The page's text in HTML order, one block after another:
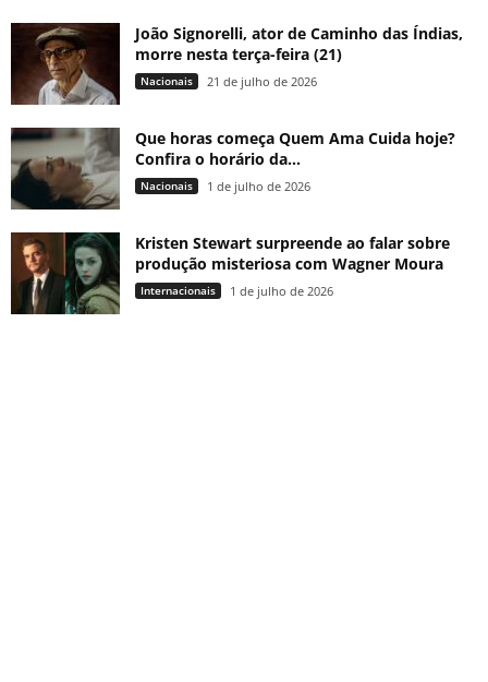
João Signorelli, ator de Caminho das Índias,
morre nesta terça-feira (21)
Nacionais 21 de julho de 2026
Que horas começa Quem Ama Cuida hoje?
Confira o horário da...
Nacionais 1 de julho de 2026
Kristen Stewart surpreende ao falar sobre
produção misteriosa com Wagner Moura
Internacionais 1 de julho de 2026